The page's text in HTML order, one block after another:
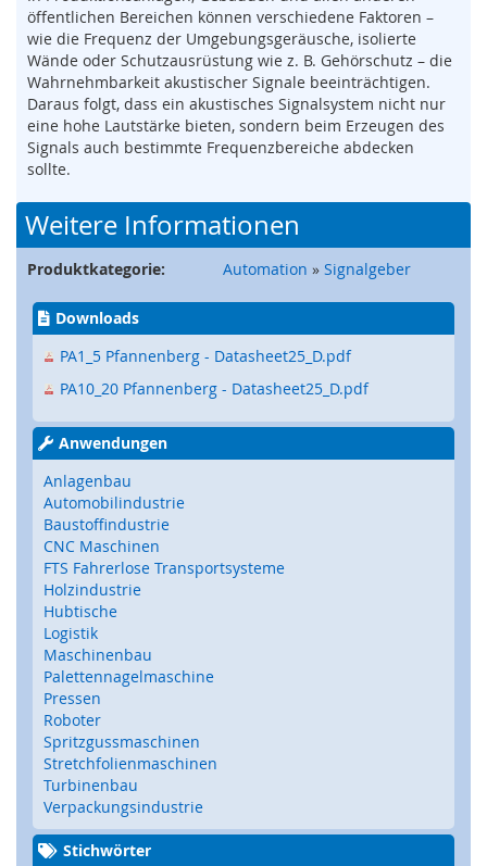
s
o
r
i
k
(
M
a
t
e
,
B
u
p
e
r
L
e
i
s
t
e
)
S
i
c
h
e
r
h
e
i
t
s
s
c
h
a
öffentlichen Bereichen können verschiedene Faktoren –
wie die Frequenz der Umgebungsgeräusche, isolierte
Wände oder Schutzausrüstung wie z. B. Gehörschutz – die
Wahrnehmbarkeit akustischer Signale beeinträchtigen.
Daraus folgt, dass ein akustisches Signalsystem nicht nur
eine hohe Lautstärke bieten, sondern beim Erzeugen des
Signals auch bestimmte Frequenzbereiche abdecken
sollte.
Weitere Informationen
Produktkategorie: Automation » Signalgeber
Downloads
PA1_5 Pfannenberg - Datasheet25_D.pdf
PA10_20 Pfannenberg - Datasheet25_D.pdf
Anwendungen
Anlagenbau
Automobilindustrie
Baustoffindustrie
CNC Maschinen
FTS Fahrerlose Transportsysteme
Holzindustrie
Hubtische
Logistik
Maschinenbau
Palettennagelmaschine
Pressen
Roboter
Spritzgussmaschinen
Stretchfolienmaschinen
Turbinenbau
Verpackungsindustrie
Stichwörter